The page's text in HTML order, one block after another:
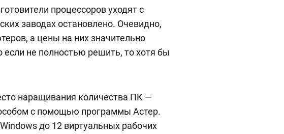
процессоров уходят с
заводах остановлено. Очевидно,
а цены на них значительно
не полностью решить, то хотя бы
наращивания количества ПК —
с помощью программы Астер.
до 12 виртуальных рабочих